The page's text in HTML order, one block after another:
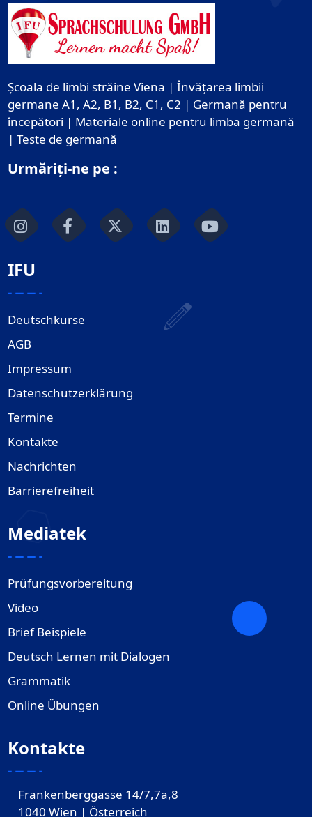
Școala de limbi străine Viena | Învățarea limbii
germane A1, A2, B1, B2, C1, C2 | Germană pentru
începători | Materiale online pentru limba germană
| Teste de germană
Urmăriți-ne pe :
IFU
Deutschkurse
AGB
Impressum
Datenschutzerklärung
Termine
Kontakte
Nachrichten
Barrierefreiheit
Mediatek
Prüfungsvorbereitung
Video
Brief Beispiele
Deutsch Lernen mit Dialogen
Grammatik
Online Übungen
Kontakte
Frankenberggasse 14/7,7a,8
1040 Wien | Österreich